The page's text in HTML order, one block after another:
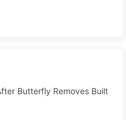
Butterfly Removes Built